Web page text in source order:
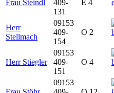
Frau Steindl
409-
131
E 4
Herr
Stellmach
09153
409-
154
O 2
Herr Stiegler
09153
409-
151
O 4
09153